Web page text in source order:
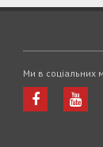
Ми в соціальних